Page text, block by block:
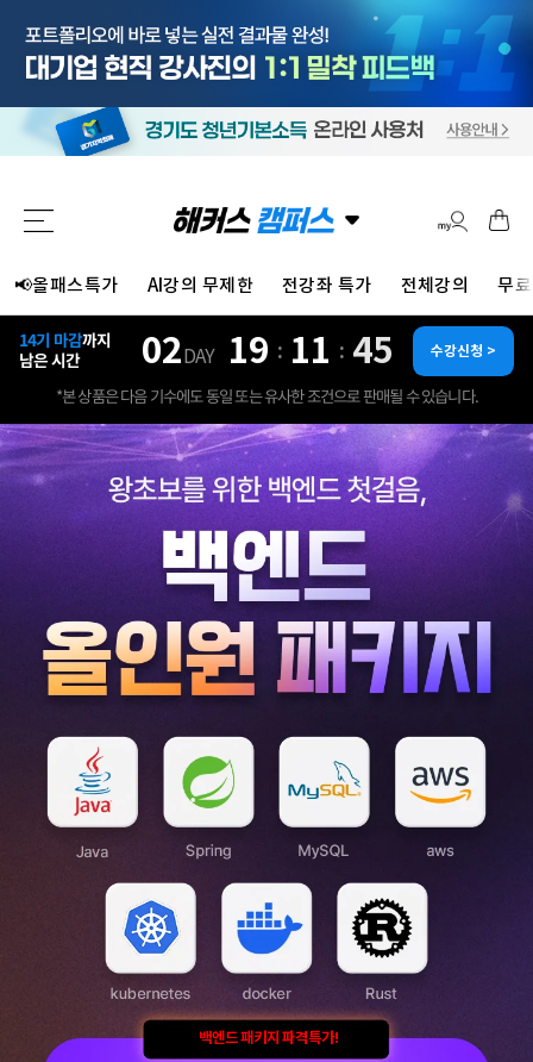
📢올패스특가 AI강의 무제한 전강좌 특가 전체강의 무
14기 마감까지
남은 시간
02 DAY 19 : 11 : 43 수강신청 >
*본 상품은 다음 기수에도 동일 또는 유사한 조건으로 판매될 수 있습니다.
백엔드 패키지 파격특가!